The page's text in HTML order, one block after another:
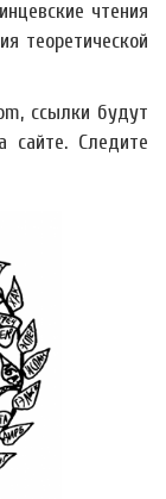
чтения
теоретической
ссылки будут
сайте. Следите